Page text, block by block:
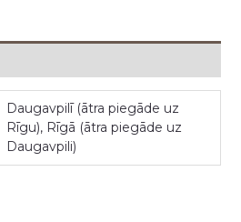
Daugavpilī (ātra piegāde uz
Rīgu), Rīgā (ātra piegāde uz
Daugavpili)